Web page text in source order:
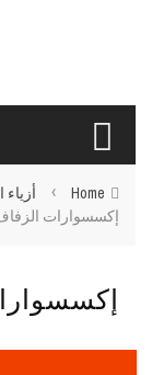
Home
›
إكسسوارات